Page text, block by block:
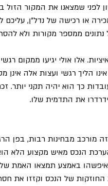
לפני שמצאנו את המקור
או רכישה של נדל"ן, עליכם
ממספר מקורות ולא
אלו אולי יגיעו ממקום
הליך רגשי ועצות אלה
כך הוא יהיה תקני יותר.
את התדמית שלו.
מבחינות רבות, בפן
הנכס מאיש מקצוע הלא הוא
באמצע תמצאו האמת
של הנכס וקזזו את